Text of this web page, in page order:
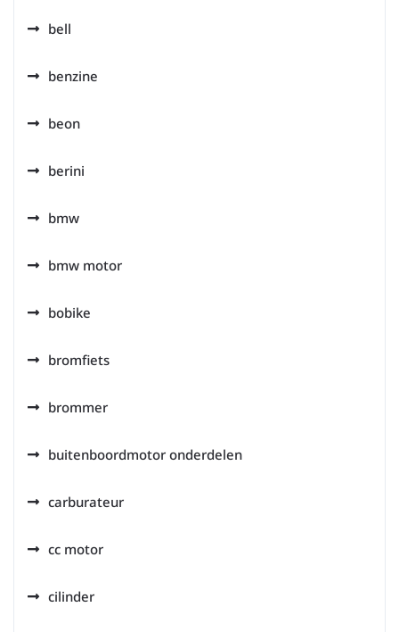
bell
benzine
beon
berini
bmw
bmw motor
bobike
bromfiets
brommer
buitenboordmotor onderdelen
carburateur
cc motor
cilinder